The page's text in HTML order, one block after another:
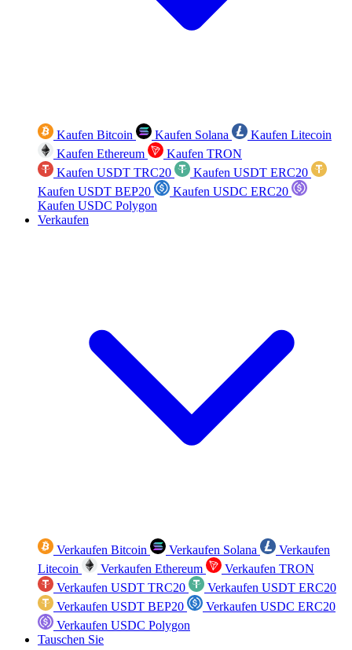
Kaufen Bitcoin Kaufen Solana
Kaufen Litecoin
Kaufen Ethereum
Kaufen TRON
Kaufen USDT TRC20
Kaufen USDT ERC20
Kaufen USDT BEP20
Kaufen USDC ERC20
Kaufen USDC Polygon
Verkaufen
Verkaufen Bitcoin Verkaufen Solana
Verkaufen
Litecoin
Verkaufen Ethereum
Verkaufen TRON
Verkaufen USDT TRC20
Verkaufen USDT ERC20
Verkaufen USDT BEP20
Verkaufen USDC ERC20
Verkaufen USDC Polygon
Tauschen Sie